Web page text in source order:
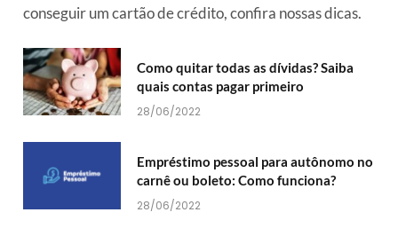
conseguir um cartão de crédito, confira nossas dicas.
Como quitar todas as dívidas? Saiba
quais contas pagar primeiro
28/06/2022
Empréstimo pessoal para autônomo no
carnê ou boleto: Como funciona?
28/06/2022